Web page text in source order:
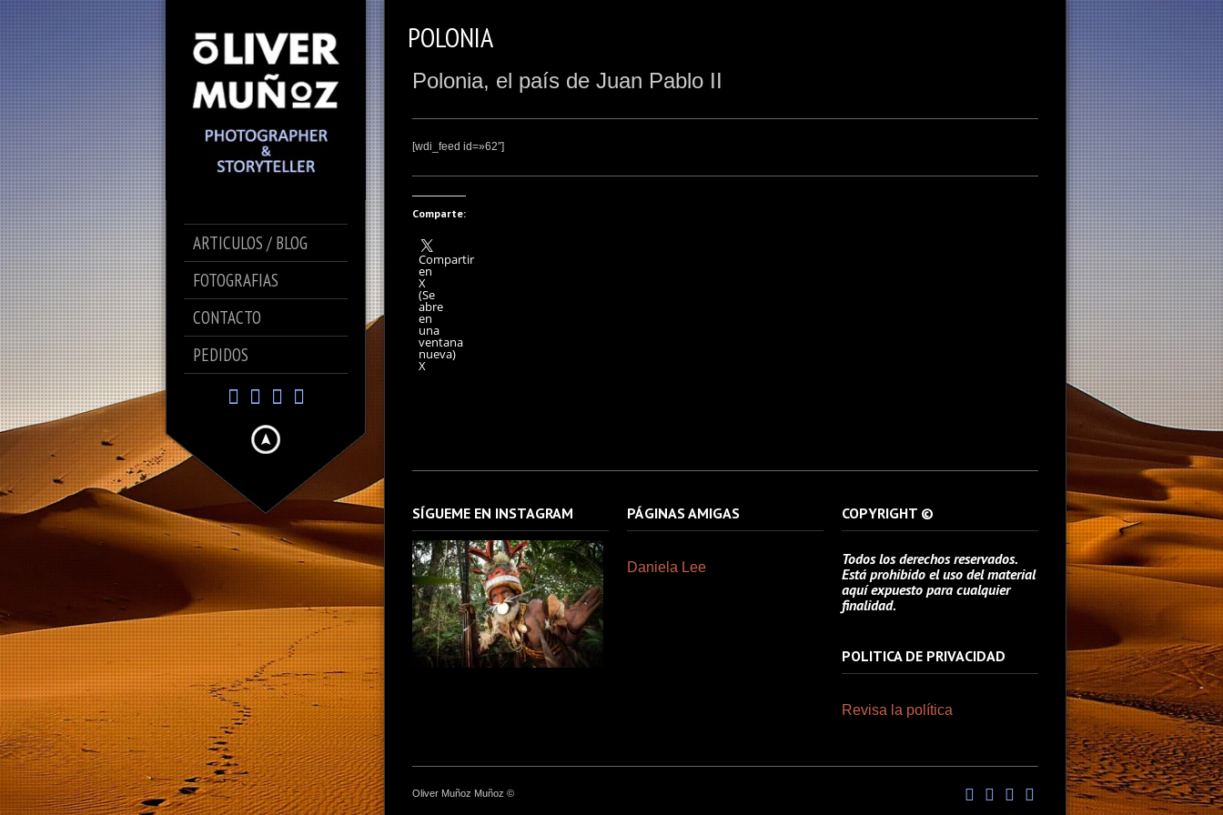
ARTICULOS / BLOG
FOTOGRAFIAS
CONTACTO
PEDIDOS
POLONIA
Polonia, el país de Juan Pablo II
[wdi_feed id=»62″]
Comparte:
Compartir
en
X
(Se
abre
en
una
ventana
nueva)
X
SÍGUEME EN INSTAGRAM PÁGINAS AMIGAS
Daniela Lee
COPYRIGHT ©
Todos los derechos reservados.
Está prohibido el uso del material
aquí expuesto para cualquier
finalidad.
POLITICA DE PRIVACIDAD
Revisa la política
Oliver Muñoz Muñoz ©